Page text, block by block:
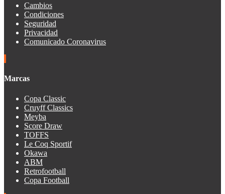
Cambios
Condiciones
Seguridad
Privacidad
Comunicado Coronavirus
Marcas
Copa Classic
Cruyff Classics
Meyba
Score Draw
TOFFS
Le Coq Sportif
Okawa
ABM
Retrofootball
Copa Football